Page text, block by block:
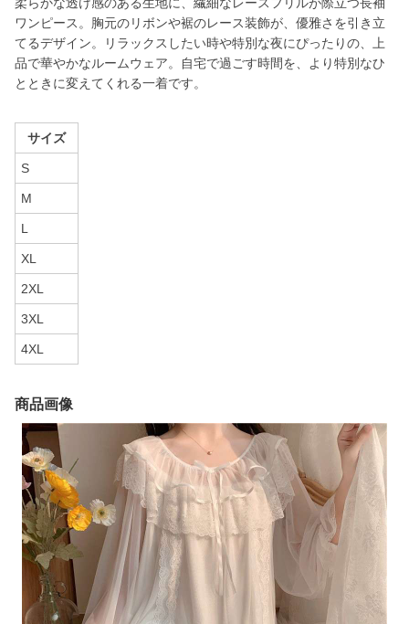
ワンピース。胸元のリボンや裾のレース装飾が、優雅さを引き立
てるデザイン。リラックスしたい時や特別な夜にぴったりの、上
品で華やかなルームウェア。自宅で過ごす時間を、より特別なひ
とときに変えてくれる一着です。
サイズ
S
M
L
XL
2XL
3XL
4XL
商品画像